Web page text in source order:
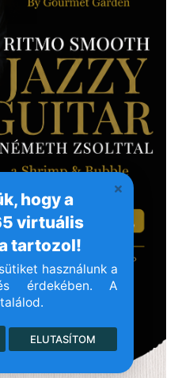
hogy a
virtuális
tartozol!
használunk a
érdekében. A
találod.
ELUTASÍTOM